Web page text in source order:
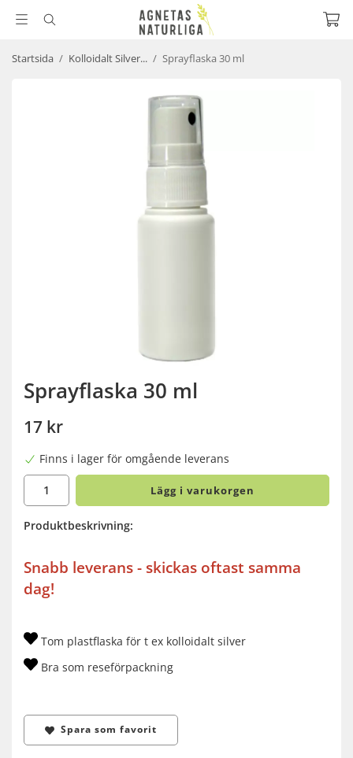
Startsida / Kolloidalt Silver... / Sprayflaska 30 ml
Sprayflaska 30 ml
17 kr
Finns i lager för omgående leverans
Lägg i varukorgen
Produktbeskrivning:
Snabb leverans - skickas oftast samma
dag!
Tom plastflaska för t ex kolloidalt silver
Bra som reseförpackning
Spara som favorit